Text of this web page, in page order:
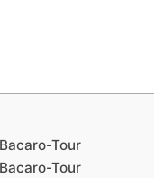
Tour
Tour